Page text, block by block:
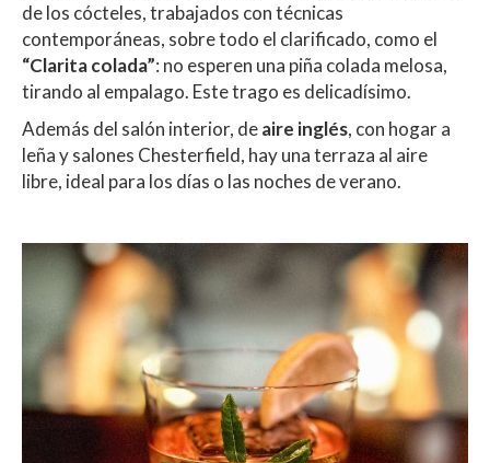
de los cócteles, trabajados con técnicas
contemporáneas, sobre todo el clarificado, como el
“Clarita colada”: no esperen una piña colada melosa,
tirando al empalago. Este trago es delicadísimo.
Además del salón interior, deaire inglés, con hogar a
leña y salones Chesterfield, hay una terraza al aire
libre, ideal para los días o las noches de verano.